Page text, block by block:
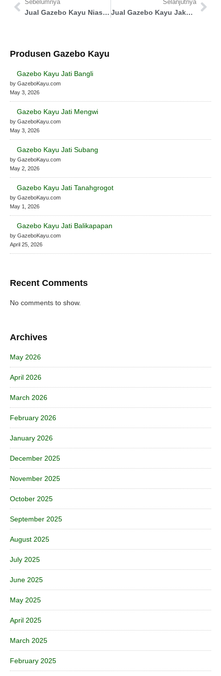
Sebelumnya
Jual Gazebo Kayu Nias Barat
Selanjutnya
Jual Gazebo Kayu Jakarta Barat
Produsen Gazebo Kayu
Gazebo Kayu Jati Bangli
by GazeboKayu.com
May 3, 2026
Gazebo Kayu Jati Mengwi
by GazeboKayu.com
May 3, 2026
Gazebo Kayu Jati Subang
by GazeboKayu.com
May 2, 2026
Gazebo Kayu Jati Tanahgrogot
by GazeboKayu.com
May 1, 2026
Gazebo Kayu Jati Balikapapan
by GazeboKayu.com
April 25, 2026
Recent Comments
No comments to show.
Archives
May 2026
April 2026
March 2026
February 2026
January 2026
December 2025
November 2025
October 2025
September 2025
August 2025
July 2025
June 2025
May 2025
April 2025
March 2025
February 2025